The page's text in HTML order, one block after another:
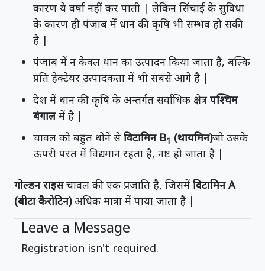
कारण ये वर्षा नहीं कर पाती | लेकिन सिंचाई के सुविधा
के कारण ही पंजाब में धान की कृषि भी सम्भव हो सकी
है |
पंजाब में न केवल धान का उत्पादन किया जाता है, बल्कि
प्रति हेक्टेयर उत्पादकता में भी सबसे आगे है |
देश में धान की कृषि के अन्तर्गत सर्वाधिक क्षेत्रपश्चिम
बंगालमें है |
चावल को बहुत धोने सेविटामिन B1 (थायमिन)जो उसके
ऊपरी परत में विद्यमान रहता है, नष्ट हो जाता है |
गोल्डन राइसचावल की एक प्रजाति है, जिसमें विटामिन A
(बीटा कैरोटिन)अधिक मात्रा में पाया जाता है |
Leave a Message
Registration isn't required.